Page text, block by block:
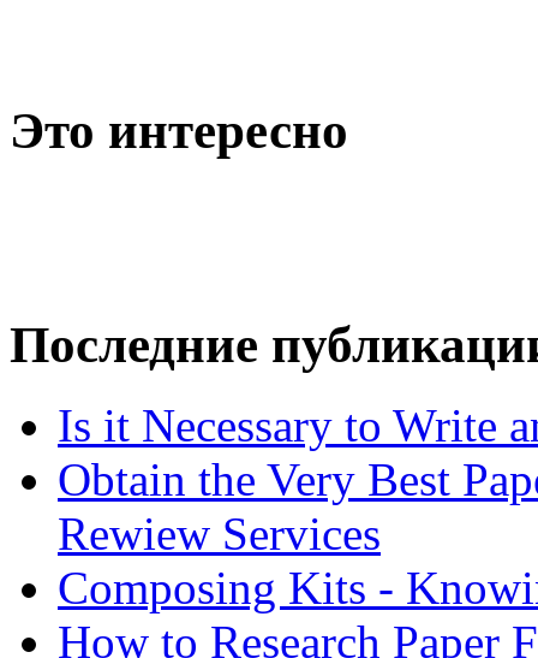
Это интересно
Последние
Is it Necessary to Write
Obtain the Very Best
Rewiew Services
Composing Kits -
How to Research Paper